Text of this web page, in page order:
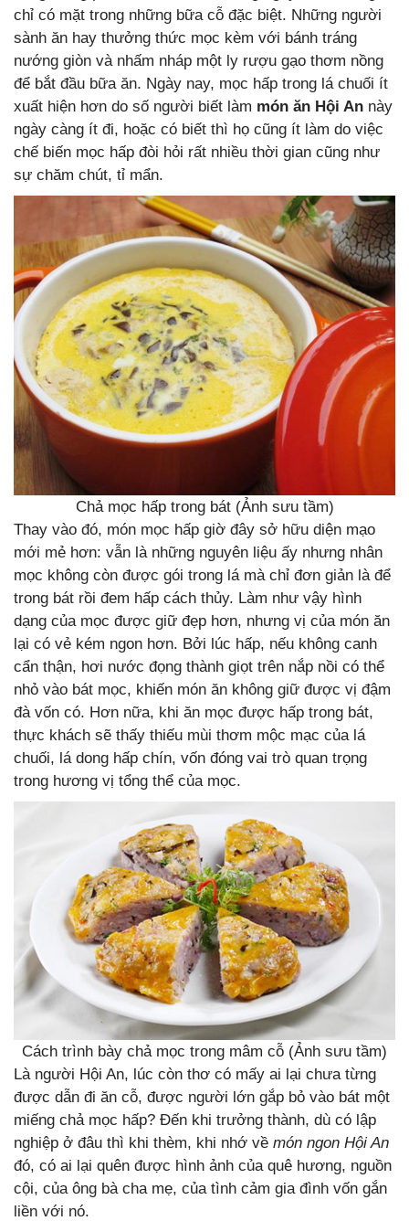
chỉ có mặt trong những bữa cỗ đặc biệt. Những người
sành ăn hay thưởng thức mọc kèm với bánh tráng
nướng giòn và nhấm nháp một ly rượu gạo thơm nồng
để bắt đầu bữa ăn. Ngày nay, mọc hấp trong lá chuối ít
xuất hiện hơn do số người biết làm món ăn Hội An này
ngày càng ít đi, hoặc có biết thì họ cũng ít làm do việc
chế biến mọc hấp đòi hỏi rất nhiều thời gian cũng như
sự chăm chút, tỉ mẩn.
Chả mọc hấp trong bát (Ảnh sưu tầm)
Thay vào đó, món mọc hấp giờ đây sở hữu diện mạo
mới mẻ hơn: vẫn là những nguyên liệu ấy nhưng nhân
mọc không còn được gói trong lá mà chỉ đơn giản là để
trong bát rồi đem hấp cách thủy. Làm như vậy hình
dạng của mọc được giữ đẹp hơn, nhưng vị của món ăn
lại có vẻ kém ngon hơn. Bởi lúc hấp, nếu không canh
cẩn thận, hơi nước đọng thành giọt trên nắp nồi có thể
nhỏ vào bát mọc, khiến món ăn không giữ được vị đậm
đà vốn có. Hơn nữa, khi ăn mọc được hấp trong bát,
thực khách sẽ thấy thiếu mùi thơm mộc mạc của lá
chuối, lá dong hấp chín, vốn đóng vai trò quan trọng
trong hương vị tổng thể của mọc.
Cách trình bày chả mọc trong mâm cỗ (Ảnh sưu tầm)
Là người Hội An, lúc còn thơ có mấy ai lại chưa từng
được dẫn đi ăn cỗ, được người lớn gắp bỏ vào bát một
miếng chả mọc hấp? Đến khi trưởng thành, dù có lập
nghiệp ở đâu thì khi thèm, khi nhớ về món ngon Hội An
đó, có ai lại quên được hình ảnh của quê hương, nguồn
cội, của ông bà cha mẹ, của tình cảm gia đình vốn gắn
liền với nó.